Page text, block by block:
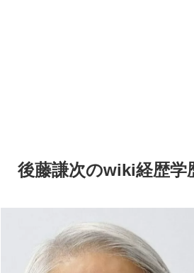
後藤謙次のwiki経歴学